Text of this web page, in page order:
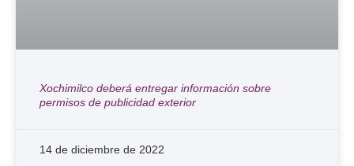
Xochimilco deberá entregar información sobre
permisos de publicidad exterior
14 de diciembre de 2022